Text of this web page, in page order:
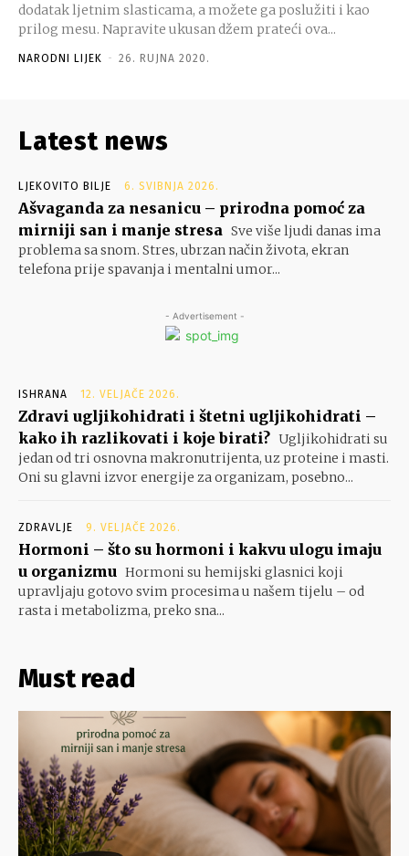
dodatak ljetnim slasticama, a možete ga poslužiti i kao
prilog mesu. Napravite ukusan džem prateći ova...
NARODNI LIJEK - 26. RUJNA 2020.
Latest news
LJEKOVITO BILJE 6. SVIBNJA 2026.
Ašvaganda za nesanicu – prirodna pomoć za
mirniji san i manje stresa Sve više ljudi danas ima
problema sa snom. Stres, ubrzan način života, ekran
telefona prije spavanja i mentalni umor...
- Advertisement -
ISHRANA 12. VELJAČE 2026.
Zdravi ugljikohidrati i štetni ugljikohidrati –
kako ih razlikovati i koje birati? Ugljikohidrati su
jedan od tri osnovna makronutrijenta, uz proteine i masti.
Oni su glavni izvor energije za organizam, posebno...
ZDRAVLJE 9. VELJAČE 2026.
Hormoni – što su hormoni i kakvu ulogu imaju
u organizmu Hormoni su hemijski glasnici koji
upravljaju gotovo svim procesima u našem tijelu – od
rasta i metabolizma, preko sna...
Must read